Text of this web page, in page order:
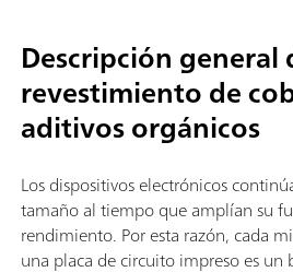
Descripción general
revestimiento de
aditivos orgánicos
Los dispositivos electrónicos
tamaño al tiempo que amplían su
rendimiento. Por esta razón, cada
una placa de circuito impreso es un